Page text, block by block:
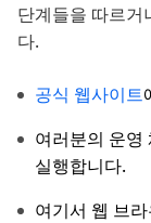
단계들을 따르거
다.
공식 웹사이트
여러분의 운영
실행합니다.
여기서 웹 브